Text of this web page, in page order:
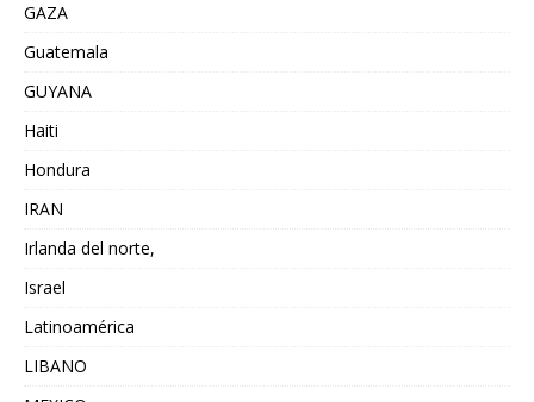
GAZA
Guatemala
GUYANA
Haiti
Hondura
IRAN
Irlanda del norte,
Israel
Latinoamérica
LIBANO